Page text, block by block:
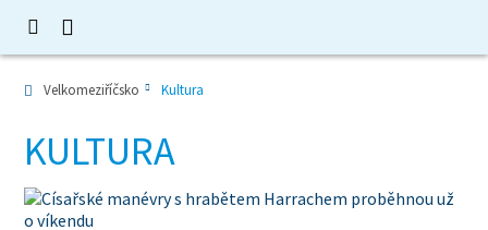
Velkomeziříčsko Kultura
KULTURA